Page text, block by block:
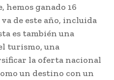
hemos ganado 16
de este año, incluida
es también una
turismo, una
la oferta nacional
un destino con un